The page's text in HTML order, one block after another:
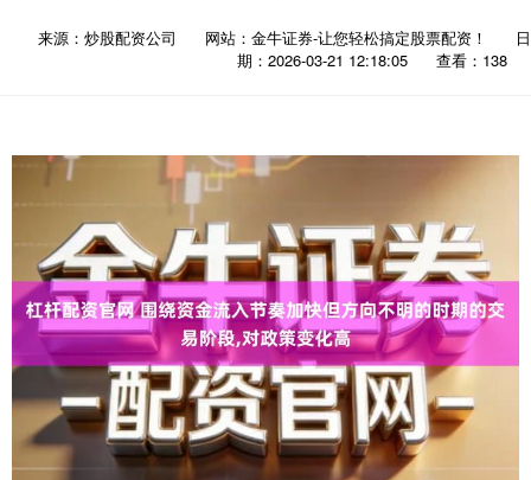
来源：炒股配资公司 网站：金牛证券-让您轻松搞定股票配资！
日
期：2026-03-21 12:18:05
查看：138